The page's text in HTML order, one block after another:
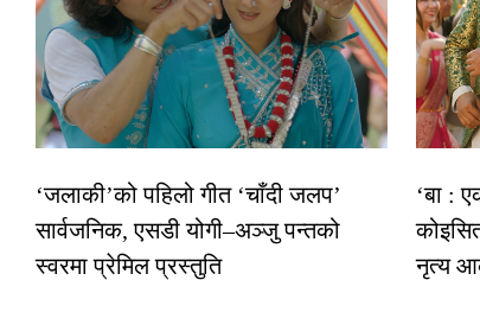
‘जलाकी’को पहिलो गीत ‘चाँदी जलप’
सार्वजनिक, एसडी योगी–अञ्जु पन्तको
स्वरमा प्रेमिल प्रस्तुति
‘बा :
नृत्य